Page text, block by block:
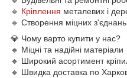
🔹 Кріплення металевих і
🔹 Створення міцних
💎 Чому варто купити у нас?
🔸 Міцні та надійні матеріали
🔸 Широкий асортимент
🔸 Швидка доставка по